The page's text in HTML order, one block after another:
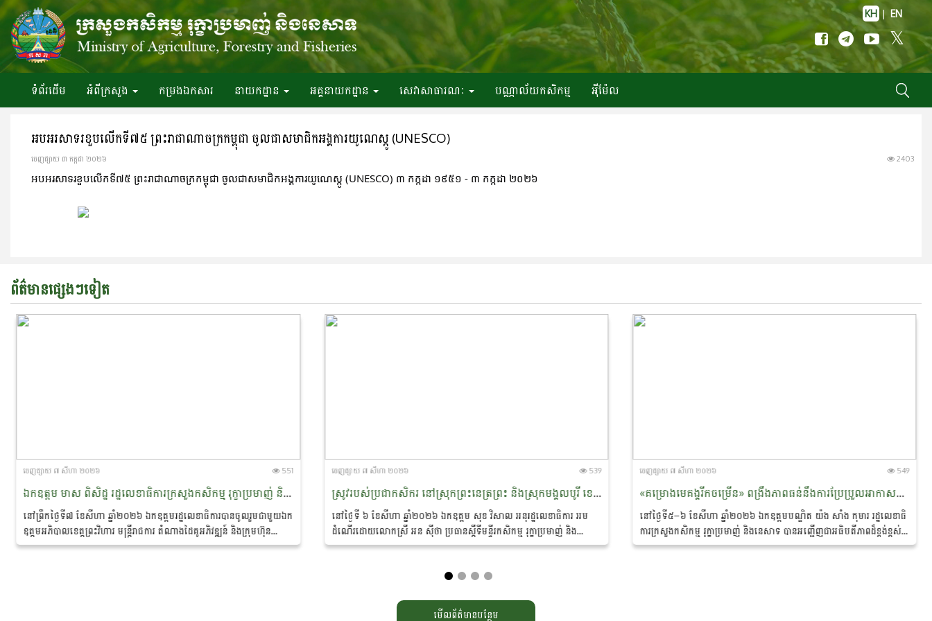
KH | EN
ទំព័រ​ដើម អំពី​ក្រសួង កម្រងឯកសារ នាយកដ្ឋាន អគ្គនាយកដ្ឋាន សេវាសាធារណៈ បណ្ណាល័យកសិកម្ម អ៉ីម៉ែល
អបអរសាទរខួបលើកទី៧៥ ព្រះរាជាណាចក្រកម្ពុជា ចូលជាសមាជិកអង្គការយូណេស្កូ (UNESCO)
ចេញ​ផ្សាយ​ ៣ កក្កដា ២០២៦ 2403
អបអរសាទរខួបលើកទី៧៥ ព្រះរាជាណាចក្រកម្ពុជា ចូលជាសមាជិកអង្គការយូណេស្កូ (UNESCO) ៣ កក្កដា ១៩៥១ - ៣ កក្កដា ២០២៦
ព័ត៌មានផ្សេងៗទៀត
ចេញ​ផ្សាយ​ ៧ សីហា ២០២៦ 551
ឯកឧត្តម មាស ពិសិដ្ឋ រដ្ឋលេខាធិការក្រសួងកសិកម្ម រុក្ខាប្រមាញ់ និងនេសាទ បានចូលរួមជាអធិបតីភាពក្នុងពិធីចុះហត្ថលេខាលក់-ទិញផលិតផលកសិកម្មសរីរាង្គ នៅខេត្តព្រះវិហារ
នៅព្រឹកថ្ងៃទី៧ ខែសីហា ឆ្នាំ២០២៦ ឯកឧត្តមរដ្ឋលេខាធិការបានចូលរួមជាមួយឯក
ឧត្តមអភិបាលខេត្តព្រះវិហារ មន្ត្រីរាជការ តំណាងដៃគូអភិវឌ្ឍន៍ និងក្រុមហ៊ុន
ឯកជន ព្រមទាំងប្រជាកសិករ...
ចេញ​ផ្សាយ​ ៧ សីហា ២០២៦ 539
ស្រូវរបស់ប្រជាកសិករ នៅស្រុកព្រះ​នេត្រព្រះ និងស្រុកមង្គលបូរី ខេត្តបន្ទាយមានជ័យ ត្រូវបានអន្តរាគមន៍​សង្គ្រោះ ​​ស្តារ​បានឡើង​វិញស្ទើរទាំងស្រុង
នៅថ្ងៃទី ៦ ខែសីហា ឆ្នាំ២០២៦ ឯកឧត្តម សុខ វិសាល អនុ​រដ្ឋលេខាធិការ អម
ដំណើរដោយលោកស្រី អន ស៊ីថា ប្រធាន​ស្តីទី​មន្ទីរកសិកម្ម រុក្ខាប្រមាញ់ និង
នេសាទខេត្តបន្ទាយមានជ័យ ព្រមទាំងមន្ត្រីបច្ចេកទេស...
ចេញ​ផ្សាយ​ ៧ សីហា ២០២៦ 549
«គម្រោងមេគង្គរីកចម្រើន» ពង្រឹងភាពធន់នឹងការប្រែប្រួល​អាកាស​​ធាតុ និងលើកកម្ពស់ជីវភាពសហគមន៍ជនជាតិភាគតិច នៅខេត្តរតនគិរី និងមណ្ឌលគិរី
នៅថ្ងៃទី៥–៦ ខែសីហា ឆ្នាំ២០២៦ ឯកឧត្ដមបណ្ឌិត យ៉ង សាំង កុមារ រដ្ឋលេខាធិ
ការក្រសួងកសិកម្ម រុក្ខាប្រមាញ់ និងនេសាទ បាន​អញ្ជើញជាអធិបតីភាពដ៏ខ្ពង់ខ្ពស់
ក្នុង «សិក្ខាសាលាឆ្លុះ​បញ្ចាំង​ការ​សហការគ្នារវាងមន្ត្រីកសិកម្មឃុំ...
មើលព័ត៌មានបន្ថែម